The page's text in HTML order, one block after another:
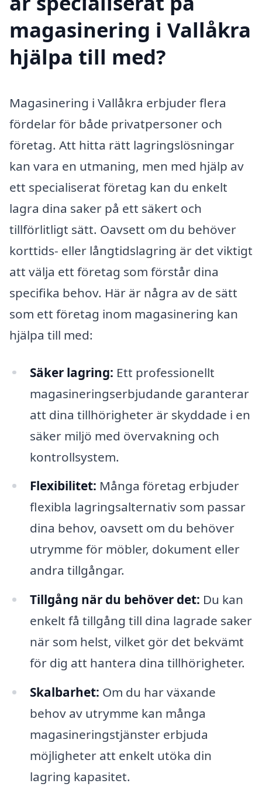
magasinering i Vallåkra
hjälpa till med?
Magasinering i Vallåkra erbjuder flera
fördelar för både privatpersoner och
företag. Att hitta rätt lagringslösningar
kan vara en utmaning, men med hjälp av
ett specialiserat företag kan du enkelt
lagra dina saker på ett säkert och
tillförlitligt sätt. Oavsett om du behöver
korttids- eller långtidslagring är det viktigt
att välja ett företag som förstår dina
specifika behov. Här är några av de sätt
som ett företag inom magasinering kan
hjälpa till med:
Säker lagring: Ett professionellt
magasineringserbjudande garanterar
att dina tillhörigheter är skyddade i en
säker miljö med övervakning och
kontrollsystem.
Flexibilitet: Många företag erbjuder
flexibla lagringsalternativ som passar
dina behov, oavsett om du behöver
utrymme för möbler, dokument eller
andra tillgångar.
Tillgång när du behöver det: Du kan
enkelt få tillgång till dina lagrade saker
när som helst, vilket gör det bekvämt
för dig att hantera dina tillhörigheter.
Skalbarhet: Om du har växande
behov av utrymme kan många
magasineringstjänster erbjuda
möjligheter att enkelt utöka din
lagring kapasitet.